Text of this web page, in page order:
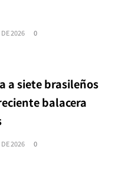
2026 0
a siete brasileños
balacera
2026 0